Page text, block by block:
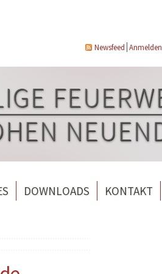
Newsfeed Anmelden
DOWNLOADS KONTAKT